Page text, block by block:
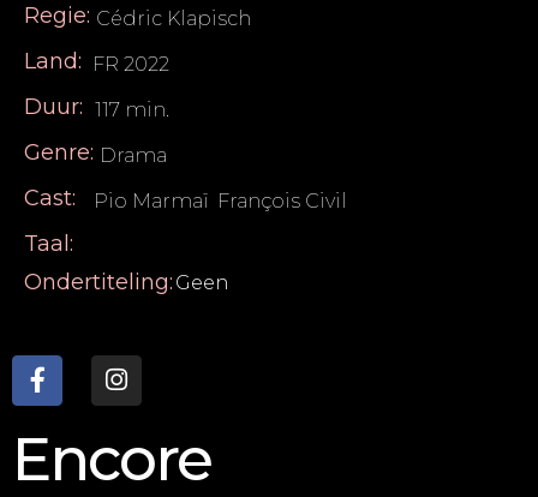
Regie: Cédric Klapisch
Land: FR 2022
Duur: 117 min.
Genre: Drama
Cast: Pio Marmaï François Civil
Taal:
Ondertiteling: Geen
Encore